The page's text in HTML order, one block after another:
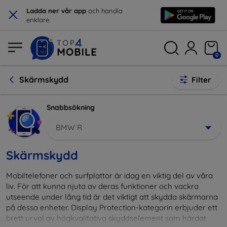
× Ladda ner vår app och handla
enklare.
0
Skärmskydd Filter
Snabbsökning
BMW R
Skärmskydd
Mobiltelefoner och surfplattor är idag en viktig del av våra
liv. För att kunna njuta av deras funktioner och vackra
utseende under lång tid är det viktigt att skydda skärmarna
på dessa enheter. Display Protection-kategorin erbjuder ett
brett urval av högkvalitativa skyddselement som härdat